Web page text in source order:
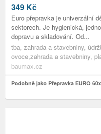
349 Kč
Euro přepravka je univerzální
sektorech. Je hygienická,
dopravu a skladování. Od...
tba, zahrada a stavebniny,
ovoce,zahrada a stavebniny,
stavebniny, přepravky,zahrada
baumax.cz
Podobně jako Přepravka EURO